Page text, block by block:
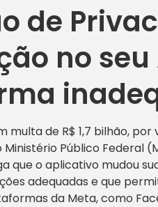
de
no seu
de R$ 1,7 bilhão, por
Público Federal
que o aplicativo mudou
adequadas e que
da Meta, como